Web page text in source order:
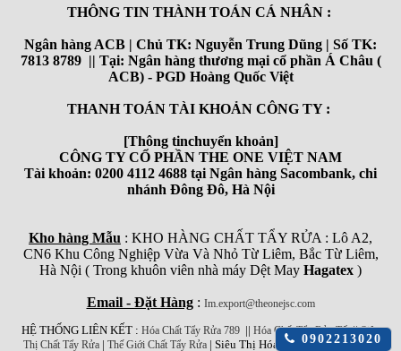
Click
0902213020
THÔNG TIN THÀNH TOÁN CÁ NHÂN :
Ngân hàng ACB | Chủ TK: Nguyễn Trung Dũng | Số TK:
7813 8789 || Tại: Ngân hàng thương mại cổ phần Á Châu (
ACB) - PGD Hoàng Quốc Việt
THANH TOÁN TÀI KHOẢN CÔNG TY :
[Thông tinchuyển khoản]
CÔNG TY CỔ PHẦN THE ONE VIỆT NAM
Tài khoản: 0200 4112 4688 tại Ngân hàng Sacombank, chi
nhánh Đông Đô, Hà Nội
Kho hàng Mẫu : KHO HÀNG CHẤT TẨY RỬA : Lô A2,
CN6 Khu Công Nghiệp Vừa Và Nhỏ Từ Liêm, Bắc Từ Liêm,
Hà Nội ( Trong khuôn viên nhà máy Dệt May Hagatex )
Email - Đặt Hàng: Im.export@theonejsc.com
HỆ THỐNG LIÊN KẾT : Hóa Chất Tẩy Rửa 789 || Hóa Chất Tẩy Rửa Tốt||Siêu
Thị Chất Tẩy Rửa | Thế Giới Chất Tẩy Rửa | Siêu Thị Hóa Chất Công Nghiệp